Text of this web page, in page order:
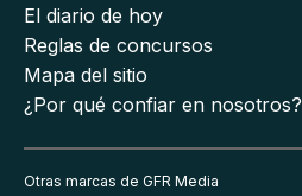
El diario de hoy
Reglas de concursos
Mapa del sitio
¿Por qué confiar en nosotros?
Otras marcas de GFR Media